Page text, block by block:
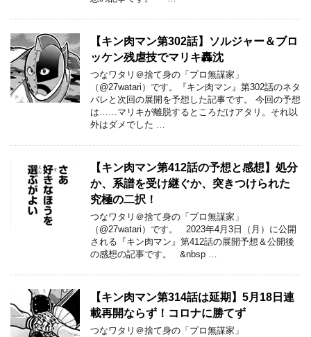
【キン肉マン第302話】ソルジャー＆ブロ
ッケン残虐技でマリキ轟沈
つなワタリ＠捨て身の「プロ無謀家」
（@27watari）です。『キン肉マン』第302話のネタ
バレと次回の展開を予想した記事です。 今回の予想
は……マリキが離脱するところだけアタリ。それ以
外はダメでした …
【キン肉マン第412話の予想と感想】処分
か、系譜を受け継ぐか、突きつけられた
究極の二択！
つなワタリ＠捨て身の「プロ無謀家」
（@27watari）です。 2023年4月3日（月）に公開
される『キン肉マン』第412話の展開予想＆公開後
の感想の記事です。 &nbsp …
【キン肉マン第314話は延期】5月18日連
載再開ならず！コロナに勝てず
つなワタリ＠捨て身の「プロ無謀家」